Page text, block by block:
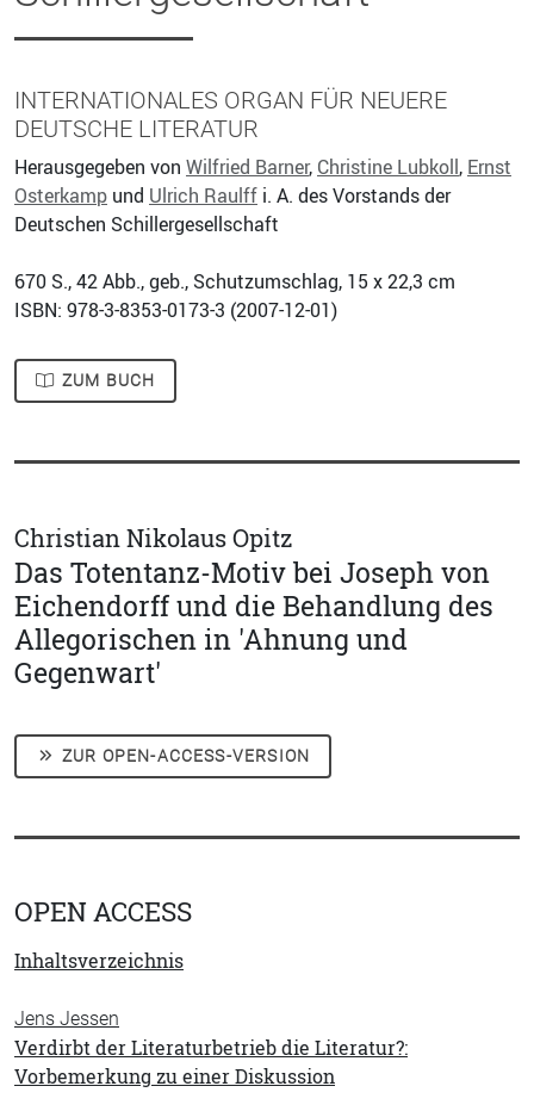
INTERNATIONALES ORGAN FÜR NEUERE
DEUTSCHE LITERATUR
Herausgegeben von Wilfried Barner, Christine Lubkoll, Ernst
Osterkamp und Ulrich Raulff i. A. des Vorstands der
Deutschen Schillergesellschaft
670 S., 42 Abb., geb., Schutzumschlag, 15 x 22,3 cm
ISBN: 978-3-8353-0173-3 (2007-12-01)
ZUM BUCH
Christian Nikolaus Opitz
Das Totentanz-Motiv bei Joseph von
Eichendorff und die Behandlung des
Allegorischen in 'Ahnung und
Gegenwart'
ZUR OPEN-ACCESS-VERSION
OPEN ACCESS
Inhaltsverzeichnis
Jens Jessen
Verdirbt der Literaturbetrieb die Literatur?:
Vorbemerkung zu einer Diskussion